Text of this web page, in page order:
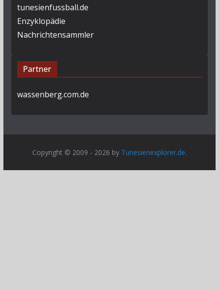
tunesienfussball.de
Enzyklopädie
Nachrichtensammler
Partner
wassenberg.com.de
Copyright © 2009 - 2026 by Tunesienexplorer.de.